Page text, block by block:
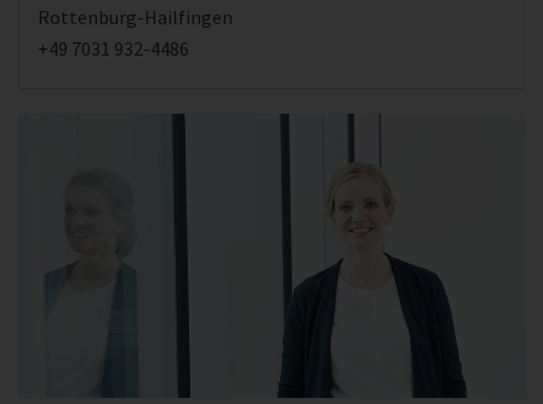
Rottenburg-Hailfingen
+49 7031 932-4486